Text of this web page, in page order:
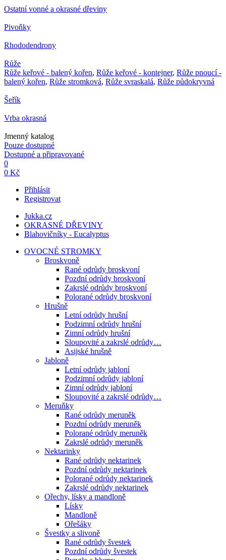
Ostatní vonné a okrasné dřeviny
Pivoňky
Rhododendrony
Růže
Růže keřové - balený kořen, Růže keřové - kontejner, Růže pnoucí -
balený kořen, Růže stromková, Růže svraskalá, Růže půdokryvná
Šeřík
Vrba okrasná
Jmenný katalog
Pouze dostupné
Dostupné a připravované
0
0 Kč
Přihlásit
Registrovat
Jukka.cz
OKRASNÉ DŘEVINY
Blahovičníky - Eucalyptus
OVOCNÉ STROMKY
Broskvoně
Rané odrůdy broskvoní
Pozdní odrůdy broskvoní
Zakrslé odrůdy broskvoní
Polorané odrůdy broskvoní
Hrušně
Letní odrůdy hrušní
Podzimní odrůdy hrušní
Zimní odrůdy hrušní
Sloupovité a zakrslé odrůdy…
Asijské hrušně
Jabloně
Letní odrůdy jabloní
Podzimní odrůdy jabloní
Zimní odrůdy jabloní
Sloupovité a zakrslé odrůdy…
Meruňky
Rané odrůdy meruněk
Pozdní odrůdy meruněk
Polorané odrůdy meruněk
Zakrslé odrůdy meruněk
Nektarinky
Rané odrůdy nektarinek
Pozdní odrůdy nektarinek
Polorané odrůdy nektarinek
Zakrslé odrůdy nektarinek
Ořechy, lísky a mandloně
Lísky
Mandloně
Ořešáky
Švestky a slivoně
Rané odrůdy švestek
Pozdní odrůdy švestek